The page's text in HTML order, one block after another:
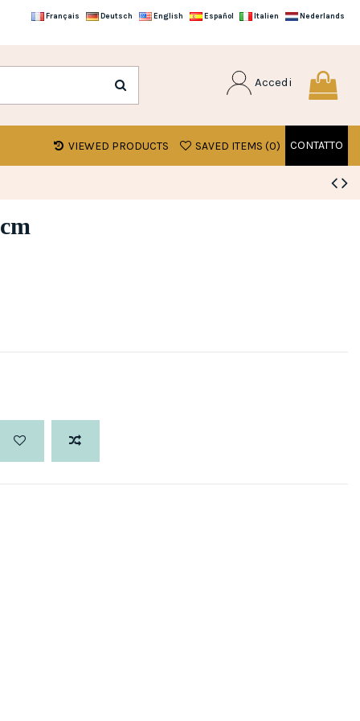
Français Deutsch English Español Italien Nederlands
Accedi
CONTATTO
SAVED ITEMS (0)
VIEWED PRODUCTS